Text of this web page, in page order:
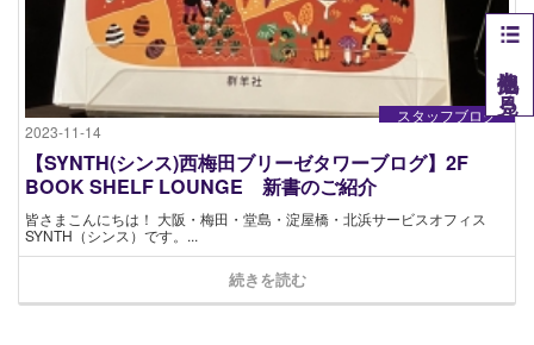
2023-11-14
スタッフブログ
【SYNTH(シンス)西梅田ブリーゼタワーブログ】2F
BOOK SHELF LOUNGE 新書のご紹介
皆さまこんにちは！ 大阪・梅田・堂島・淀屋橋・北浜サービスオフィス
SYNTH（シンス）です​。...
続きを読む
他拠点を見る